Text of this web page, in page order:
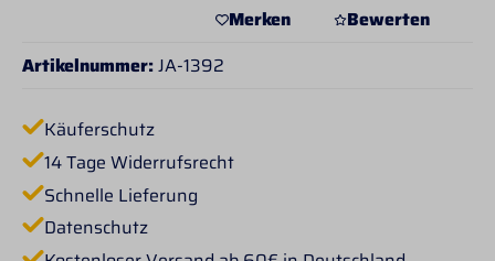
Merken
Bewerten
Artikelnummer:JA-1392
Käuferschutz
14 Tage Widerrufsrecht
Schnelle Lieferung
Datenschutz